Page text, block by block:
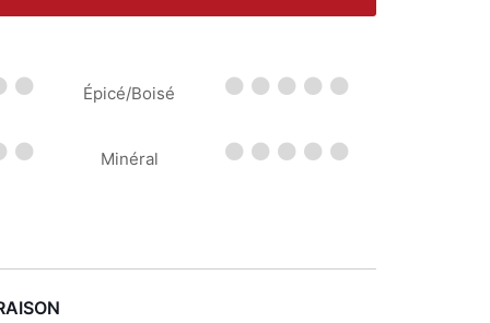
Épicé/Boisé
Minéral